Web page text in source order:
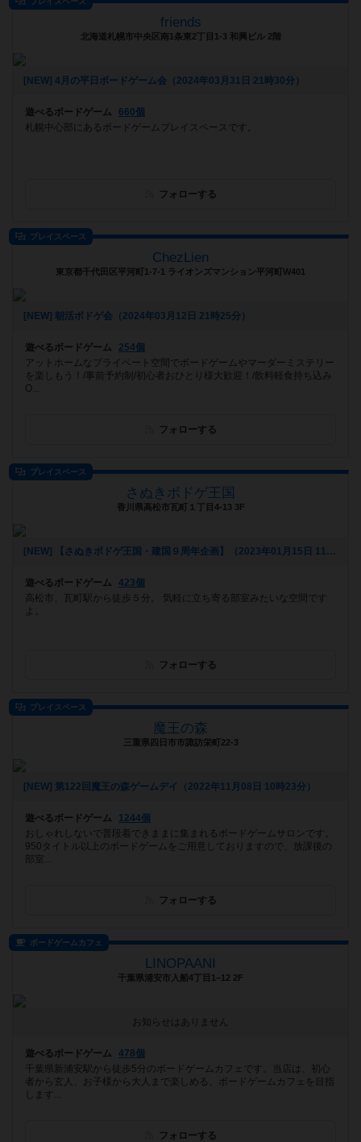
friends
北海道札幌市中央区南1条東2丁目1-3 和興ビル 2階
[NEW] 4月の平日ボードゲーム会（2024年03月31日 21時30分）
遊べるボードゲーム
660個
札幌中心部にあるボードゲームプレイスペースです。
フォローする
プレイスペース
ChezLien
東京都千代田区平河町1-7-1 ライオンズマンション平河町W401
[NEW] 朝活ボドゲ会（2024年03月12日 21時25分）
遊べるボードゲーム
254個
アットホームなプライベート空間でボードゲームやマーダーミステリー
を楽しもう！/事前予約制/初心者おひとり様大歓迎！/飲料軽食持ち込み
O...
フォローする
プレイスペース
さぬきボドゲ王国
香川県高松市瓦町１丁目4-13 3F
[NEW] 【さぬきボドゲ王国・建国９周年企画】（2023年01月15日 11時51分）
遊べるボードゲーム
423個
高松市、瓦町駅から徒歩５分。 気軽に立ち寄る部室みたいな空間です
よ。
フォローする
プレイスペース
魔王の森
三重県四日市市諏訪栄町22-3
[NEW] 第122回魔王の森ゲームデイ（2022年11月08日 10時23分）
遊べるボードゲーム
1244個
おしゃれしないで普段着できままに集まれるボードゲームサロンです。
950タイトル以上のボードゲームをご用意しておりますので、放課後の
部室...
フォローする
ボードゲームカフェ
LINOPAANI
千葉県浦安市入船4丁目1−12 2F
お知らせはありません
遊べるボードゲーム
478個
千葉県新浦安駅から徒歩5分のボードゲームカフェです。当店は、初心
者から玄人、お子様から大人まで楽しめる、ボードゲームカフェを目指
します...
フォローする